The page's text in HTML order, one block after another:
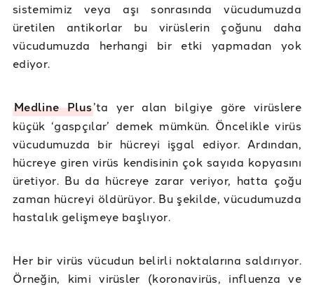
sistemimiz veya aşı sonrasında vücudumuzda
üretilen antikorlar bu virüslerin çoğunu daha
vücudumuzda herhangi bir etki yapmadan yok
ediyor.
Medline Plus’ta yer alan bilgiye göre virüslere
küçük ‘gaspçılar’ demek mümkün. Öncelikle virüs
vücudumuzda bir hücreyi işgal ediyor. Ardından,
hücreye giren virüs kendisinin çok sayıda kopyasını
üretiyor. Bu da hücreye zarar veriyor, hatta çoğu
zaman hücreyi öldürüyor. Bu şekilde, vücudumuzda
hastalık gelişmeye başlıyor.
Her bir virüs vücudun belirli noktalarına saldırıyor.
Örneğin, kimi virüsler (koronavirüs, influenza ve